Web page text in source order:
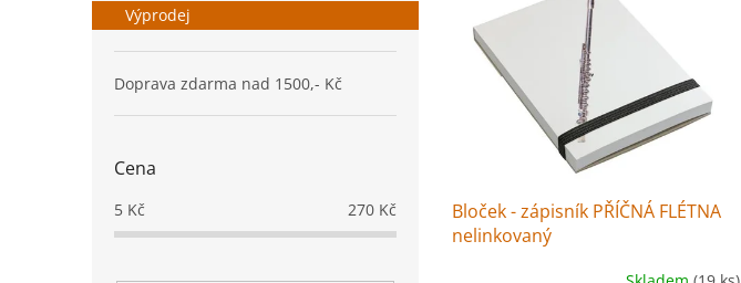
Výprodej
Doprava zdarma nad 1500,- Kč
Cena
5 Kč 270 Kč
Bloček - zápisník PŘÍČNÁ FLÉTNA
nelinkovaný